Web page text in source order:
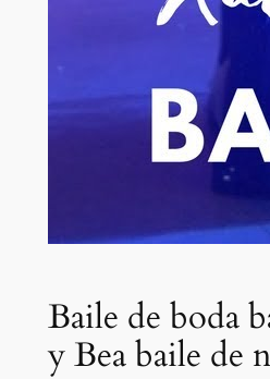
Baile de boda
y Bea baile de